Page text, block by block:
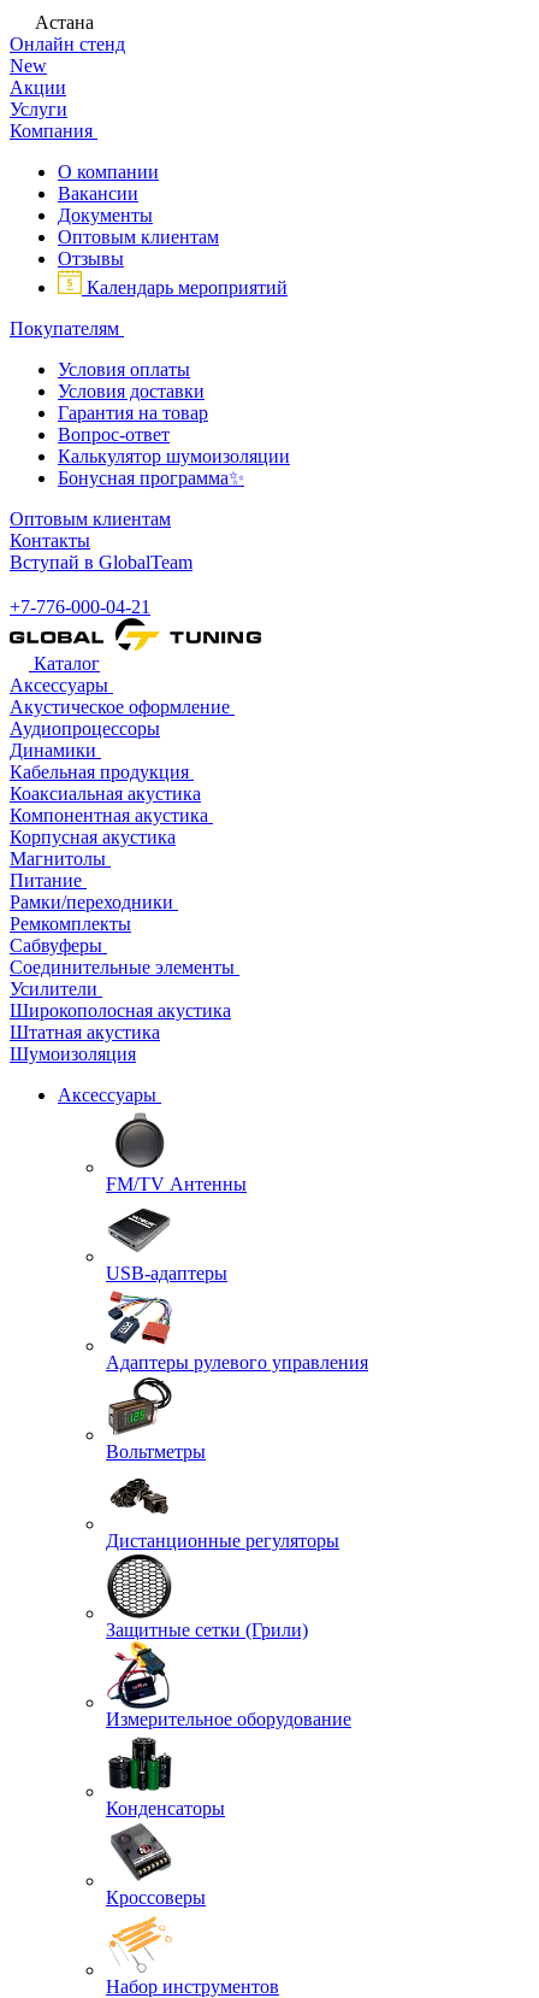
Астана
Онлайн стенд
New
Акции
Услуги
Компания
О компании
Вакансии
Документы
Оптовым клиентам
Отзывы
Календарь мероприятий
Покупателям
Условия оплаты
Условия доставки
Гарантия на товар
Вопрос-ответ
Калькулятор шумоизоляции
Бонусная программа✨
Оптовым клиентам
Контакты
Вступай в GlobalTeam
+7-776-000-04-21
Каталог
Аксессуары
Акустическое оформление
Аудиопроцессоры
Динамики
Кабельная продукция
Коаксиальная акустика
Компонентная акустика
Корпусная акустика
Магнитолы
Питание
Рамки/переходники
Ремкомплекты
Сабвуферы
Соединительные элементы
Усилители
Широкополосная акустика
Штатная акустика
Шумоизоляция
Аксессуары
FM/TV Антенны
USB-адаптеры
Адаптеры рулевого управления
Вольтметры
Дистанционные регуляторы
Защитные сетки (Грили)
Измерительное оборудование
Конденсаторы
Кроссоверы
Набор инструментов